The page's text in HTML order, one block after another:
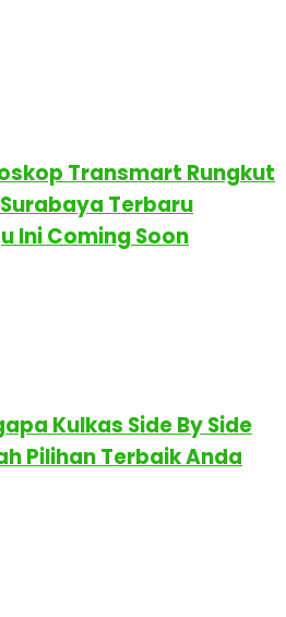
Transmart Rungkut
Surabaya Terbaru
Ini Coming Soon
Kulkas Side By Side
Pilihan Terbaik Anda